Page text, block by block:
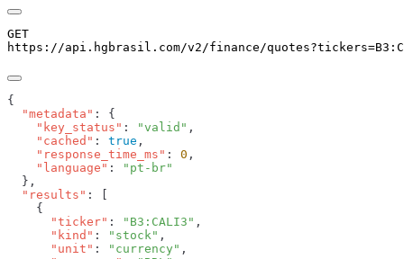
GET
https://api.hgbrasil.com/v2/finance/quotes?tickers=
  "metadata"
    "key_status"
: "valid"
    "cached"
: true
    "response_time_ms"
: 0
    "language"
:
  "results"
      "ticker"
: "B3:CALI3"
      "kind"
: "stock"
      "unit"
: "currency"